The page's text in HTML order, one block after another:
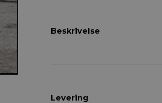
Beskrivelse
Levering